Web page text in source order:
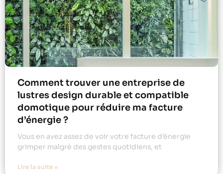
Comment trouver une entreprise de
lustres design durable et compatible
domotique pour réduire ma facture
d’énergie ?
Vous en avez assez de voir votre facture d’énergie
grimper malgré des gestes quotidiens, et
Lire la suite »